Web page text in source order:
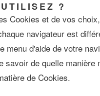
?
Cookies et de vos
navigateur est
menu d'aide de votre
savoir de quelle manière
de Cookies.